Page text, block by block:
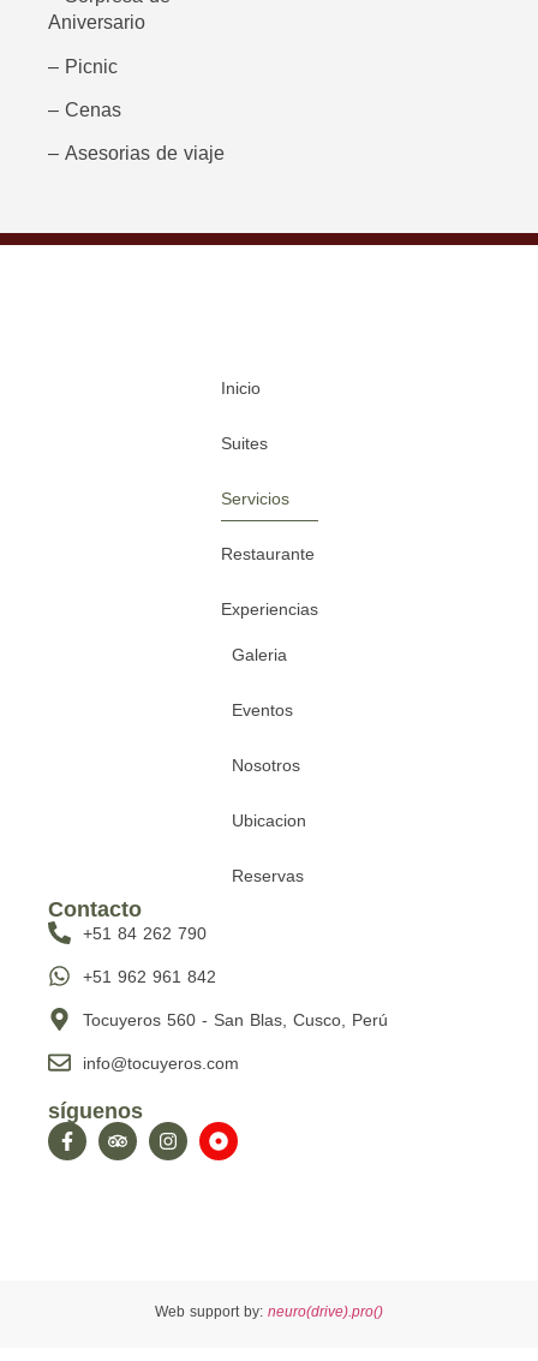
Aniversario
– Picnic
– Cenas
– Asesorias de viaje
Inicio
Suites
Servicios
Restaurante
Experiencias
Galeria
Eventos
Nosotros
Ubicacion
Reservas
Contacto
+51 84 262 790
+51 962 961 842
Tocuyeros 560 - San Blas, Cusco, Perú
info@tocuyeros.com
síguenos
Web support by: neuro(drive).pro()